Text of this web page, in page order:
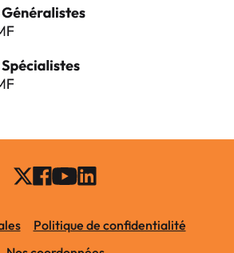
Politique de confidentialité